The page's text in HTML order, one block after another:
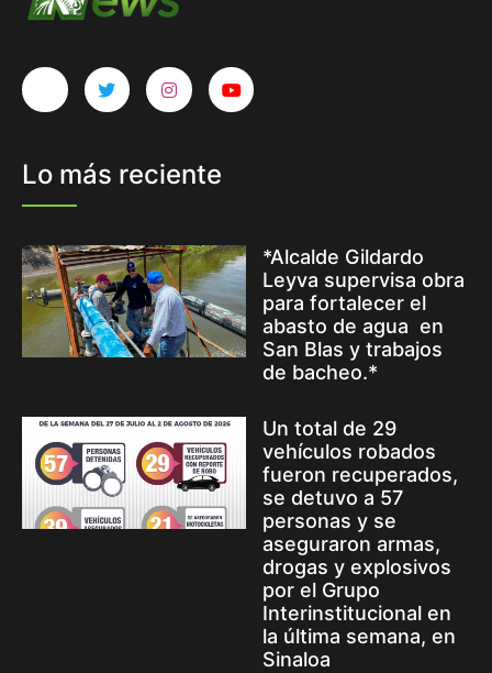
Lo más reciente
*Alcalde Gildardo
Leyva supervisa obra
para fortalecer el
abasto de agua en
San Blas y trabajos
de bacheo.*
Un total de 29
vehículos robados
fueron recuperados,
se detuvo a 57
personas y se
aseguraron armas,
drogas y explosivos
por el Grupo
Interinstitucional en
la última semana, en
Sinaloa